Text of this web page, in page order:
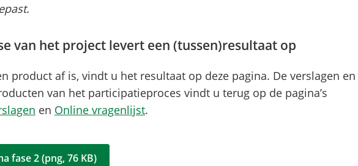
van het project levert een (tussen)resultaat op
product af is, vindt u het resultaat op deze pagina. De verslagen en
van het participatieproces vindt u terug op de pagina’s
en Online vragenlijst.
fase 2(png, 76 KB)